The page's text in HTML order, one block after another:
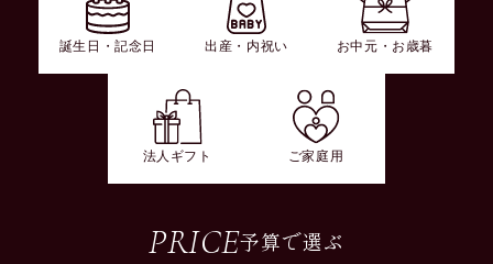
誕生日・記念日 出産・内祝い お中元・お歳暮
法人ギフト ご家庭用
予算で選ぶ
PRICE